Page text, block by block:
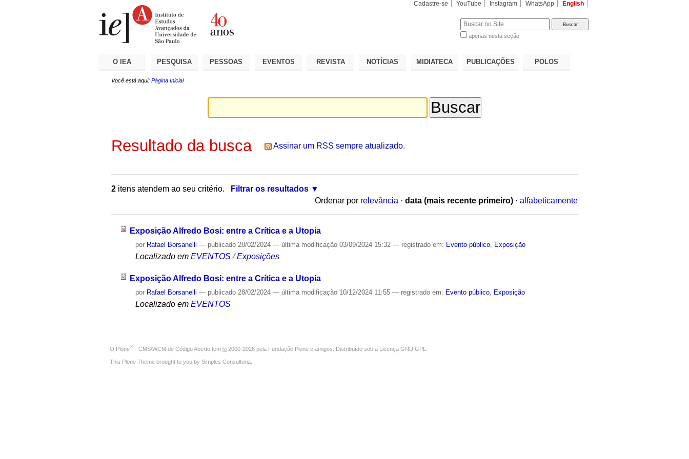
Cadastre-se YouTube Instagram WhatsApp English
apenas nesta seção
O IEA PESQUISA PESSOAS EVENTOS REVISTA NOTÍCIAS MIDIATECA PUBLICAÇÕES POLOS
Você está aqui: Página Inicial
Resultado da busca Assinar um RSS sempre atualizado.
2 itens atendem ao seu critério.
Filtrar os resultados
Ordenar por relevância · data (mais recente primeiro) · alfabeticamente
Exposição Alfredo Bosi: entre a Crítica e a Utopia
por Rafael Borsanelli — publicado 28/02/2024— última modificação 03/09/2024 15:32— registrado em: Evento público Exposição
Localizado em EVENTOS /Exposições
Exposição Alfredo Bosi: entre a Crítica e a Utopia
por Rafael Borsanelli — publicado 28/02/2024— última modificação 10/12/2024 11:55— registrado em: Evento público Exposição
Localizado em EVENTOS
O Plone® - CMS/WCM de Código Aberto tem © 2000-2026 pela Fundação Plone e amigos. Distribuído sob a Licença GNU GPL
This Plone Theme brought to you by Simples Consultoria